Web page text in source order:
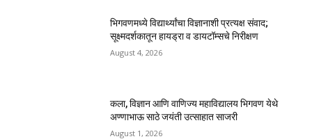
भिगवणमध्ये विद्यार्थ्यांचा विज्ञानाशी प्रत्यक्ष संवाद;
सूक्ष्मदर्शकातून हायड्रा व डायटॉम्सचे निरीक्षण
August 4, 2026
कला, विज्ञान आणि वाणिज्य महाविद्यालय भिगवण येथे
अण्णाभाऊ साठे जयंती उत्साहात साजरी
August 1, 2026